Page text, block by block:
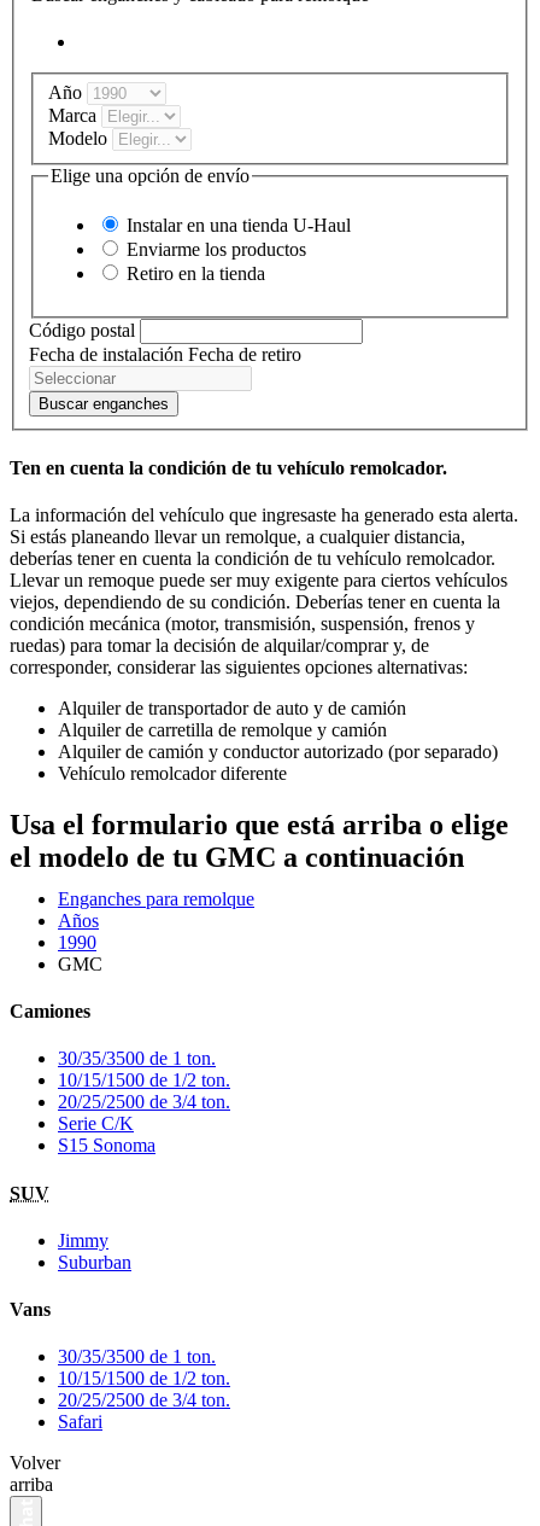
Año
Marca
Modelo
Elige una opción de envío
Instalar en una tienda U-Haul
Enviarme los productos
Retiro en la tienda
Código postal
Fecha de instalación Fecha de retiro
Buscar enganches
Ten en cuenta la condición de tu vehículo remolcador.
La información del vehículo que ingresaste ha generado esta alerta.
Si estás planeando llevar un remolque, a cualquier distancia,
deberías tener en cuenta la condición de tu vehículo remolcador.
Llevar un remoque puede ser muy exigente para ciertos vehículos
viejos, dependiendo de su condición. Deberías tener en cuenta la
condición mecánica (motor, transmisión, suspensión, frenos y
ruedas) para tomar la decisión de alquilar/comprar y, de
corresponder, considerar las siguientes opciones alternativas:
Alquiler de transportador de auto y de camión
Alquiler de carretilla de remolque y camión
Alquiler de camión y conductor autorizado (por separado)
Vehículo remolcador diferente
Usa el formulario que está arriba o elige
el modelo de tu GMC a continuación
Enganches para remolque
Años
1990
GMC
Camiones
30/35/3500 de 1 ton.
10/15/1500 de 1/2 ton.
20/25/2500 de 3/4 ton.
Serie C/K
S15 Sonoma
SUV
Jimmy
Suburban
Vans
30/35/3500 de 1 ton.
10/15/1500 de 1/2 ton.
20/25/2500 de 3/4 ton.
Safari
Volver
arriba